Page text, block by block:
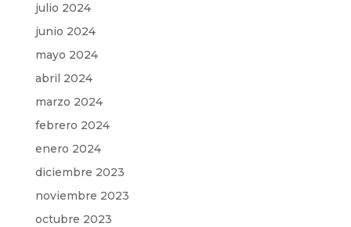
julio 2024
junio 2024
mayo 2024
abril 2024
marzo 2024
febrero 2024
enero 2024
diciembre 2023
noviembre 2023
octubre 2023